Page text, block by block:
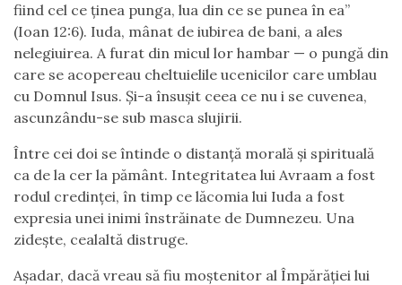
fiind cel ce ținea punga, lua din ce se punea în ea”
(Ioan 12:6). Iuda, mânat de iubirea de bani, a ales
nelegiuirea. A furat din micul lor hambar — o pungă din
care se acopereau cheltuielile ucenicilor care umblau
cu Domnul Isus. Și-a însușit ceea ce nu i se cuvenea,
ascunzându-se sub masca slujirii.
Între cei doi se întinde o distanță morală și spirituală
ca de la cer la pământ. Integritatea lui Avraam a fost
rodul credinței, în timp ce lăcomia lui Iuda a fost
expresia unei inimi înstrăinate de Dumnezeu. Una
zidește, cealaltă distruge.
Așadar, dacă vreau să fiu moștenitor al Împărăției lui